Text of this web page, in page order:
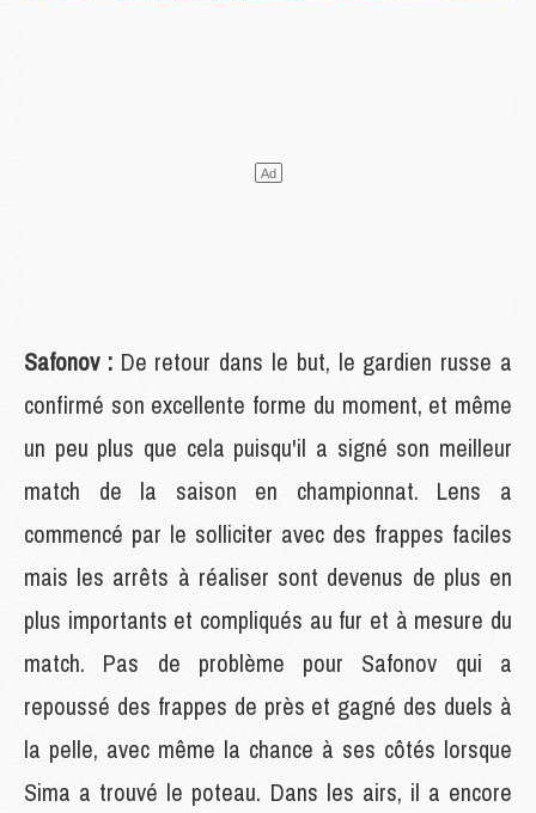
Safonov : De retour dans le but, le gardien russe a
confirmé son excellente forme du moment, et même
un peu plus que cela puisqu'il a signé son meilleur
match de la saison en championnat. Lens a
commencé par le solliciter avec des frappes faciles
mais les arrêts à réaliser sont devenus de plus en
plus importants et compliqués au fur et à mesure du
match. Pas de problème pour Safonov qui a
repoussé des frappes de près et gagné des duels à
la pelle, avec même la chance à ses côtés lorsque
Sima a trouvé le poteau. Dans les airs, il a encore